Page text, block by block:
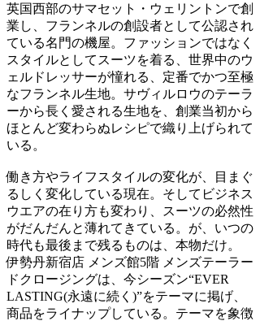
英国西部のサマセット・ウェリントンで創
業し、フランネルの創設者として公認され
ている名門の機屋。ファッションではなく
スタイルとしてスーツを着る、世界中のウ
ェルドレッサーが憧れる、定番でかつ至極
なフランネル生地。サヴィルロウのテーラ
ーから長く愛される生地を、創業当初から
ほとんど変わらぬレシピで織り上げられて
いる。
働き方やライフスタイルの変化が、目まぐ
るしく変化している現在。そしてビジネス
ウエアの在り方も変わり、スーツの必然性
がだんだんと薄れてきている。が、いつの
時代も最後まで残るものは、本物だけ。
伊勢丹新宿店 メンズ館5階 メンズテーラー
ドクロージングは、今シーズン“EVER
LASTING(永遠に続く)”をテーマに掲げ、
商品をライナップしている。テーマを象徴